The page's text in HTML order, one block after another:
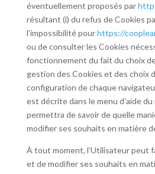
éventuellement proposés par
résultant (i) du refus de Cookies
l’impossibilité pourhttps://
ou de consulter les Cookies
fonctionnement du fait du choix
gestion des Cookies et des choix
configuration de chaque
est décrite dans le menu d’aide
permettra de savoir de quelle
modifier ses souhaits en matière
À tout moment, l’Utilisateur peut
et de modifier ses souhaits en